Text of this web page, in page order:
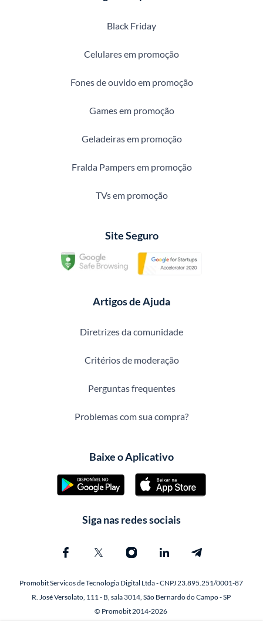
Black Friday
Celulares em promoção
Fones de ouvido em promoção
Games em promoção
Geladeiras em promoção
Fralda Pampers em promoção
TVs em promoção
Site Seguro
Artigos de Ajuda
Diretrizes da comunidade
Critérios de moderação
Perguntas frequentes
Problemas com sua compra?
Baixe o Aplicativo
Siga nas redes sociais
Promobit Servicos de Tecnologia Digital Ltda - CNPJ 23.895.251/0001-87
R. José Versolato, 111 - B, sala 3014, São Bernardo do Campo - SP
© Promobit 2014-2026